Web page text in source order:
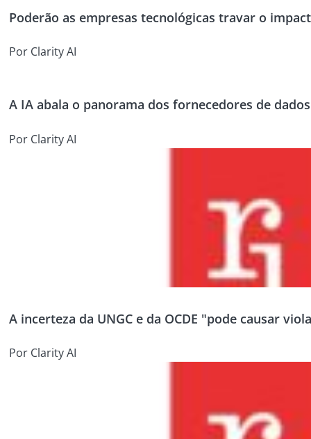
Poderão as empresas tecnológicas travar o
Por Clarity AI
A IA abala o panorama dos fornecedores de dados
Por Clarity AI
A incerteza da UNGC e da OCDE "pode causar
Por Clarity AI